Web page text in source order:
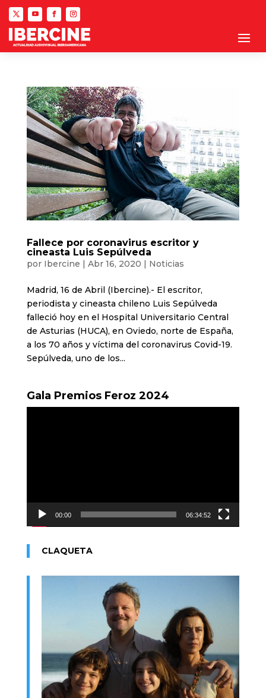
Fallece por coronavirus escritor y
cineasta Luis Sepúlveda
por Ibercine | Abr 16, 2020 | Noticias
Madrid, 16 de Abril (Ibercine).- El escritor,
periodista y cineasta chileno Luis Sepúlveda
falleció hoy en el Hospital Universitario Central
de Asturias (HUCA), en Oviedo, norte de España,
a los 70 años y víctima del coronavirus Covid-19.
Sepúlveda, uno de los...
Gala Premios Feroz 2024
00:00 06:34:52
CLAQUETA